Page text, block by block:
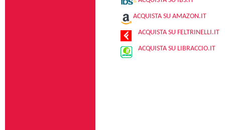
ACQUISTA SU AMAZON.IT
ACQUISTA SU FELTRINELLI.IT
ACQUISTA SU LIBRACCIO.IT